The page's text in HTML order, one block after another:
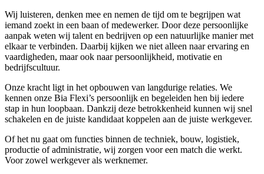
Wij luisteren, denken mee en nemen de tijd om te begrijpen wat
iemand zoekt in een baan of medewerker. Door deze persoonlijke
aanpak weten wij talent en bedrijven op een natuurlijke manier met
elkaar te verbinden. Daarbij kijken we niet alleen naar ervaring en
vaardigheden, maar ook naar persoonlijkheid, motivatie en
bedrijfscultuur.
Onze kracht ligt in het opbouwen van langdurige relaties. We
kennen onze Bia Flexi’s persoonlijk en begeleiden hen bij iedere
stap in hun loopbaan. Dankzij deze betrokkenheid kunnen wij snel
schakelen en de juiste kandidaat koppelen aan de juiste werkgever.
Of het nu gaat om functies binnen de techniek, bouw, logistiek,
productie of administratie, wij zorgen voor een match die werkt.
Voor zowel werkgever als werknemer.